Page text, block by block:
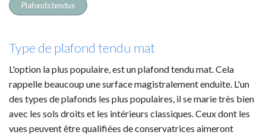
Plafonds tendus
Type de plafond tendu mat
L'option la plus populaire, est un plafond tendu mat. Cela
rappelle beaucoup une surface magistralement enduite. L'un
des types de plafonds les plus populaires, il se marie très bien
avec les sols droits et les intérieurs classiques. Ceux dont les
vues peuvent être qualifiées de conservatrices aimeront